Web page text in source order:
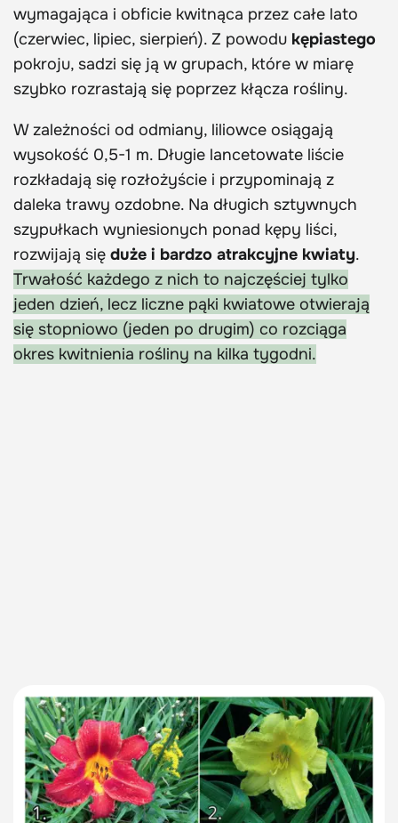
wymagająca i obficie kwitnąca przez całe lato
(czerwiec, lipiec, sierpień). Z powodu kępiastego
pokroju, sadzi się ją w grupach, które w miarę
szybko rozrastają się poprzez kłącza rośliny.
W zależności od odmiany, liliowce osiągają
wysokość 0,5-1 m. Długie lancetowate liście
rozkładają się rozłożyście i przypominają z
daleka trawy ozdobne. Na długich sztywnych
szypułkach wyniesionych ponad kępy liści,
rozwijają się duże i bardzo atrakcyjne kwiaty.
Trwałość każdego z nich to najczęściej tylko
jeden dzień, lecz liczne pąki kwiatowe otwierają
się stopniowo (jeden po drugim) co rozciąga
okres kwitnienia rośliny na kilka tygodni.